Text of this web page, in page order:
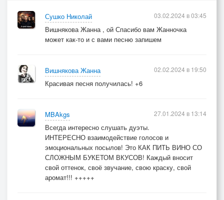
Сушко Николай
Вишнякова Жанна , ой Спасибо вам Жанночка
может как-то и с вами песню запишем
03.02.2024 в 03:45
Вишнякова Жанна
Красивая песня получилась! +6
02.02.2024 в 19:50
MBAkgs
Всегда интересно слушать дуэты.
ИНТЕРЕСНО взаимодействие голосов и
эмоциональных посылов! Это КАК ПИТЬ ВИНО СО
СЛОЖНЫМ БУКЕТОМ ВКУСОВ! Каждый вносит
свой оттенок, своё звучание, свою краску, свой
аромат!!! +++++
27.01.2024 в 13:14